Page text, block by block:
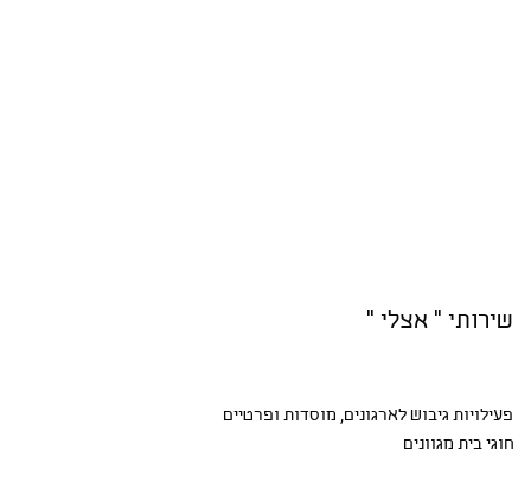
שירותי " אצלי "
פעילויות גיבושלארגונים, מוסדות ופרטיים
חוגי בית מגוונים